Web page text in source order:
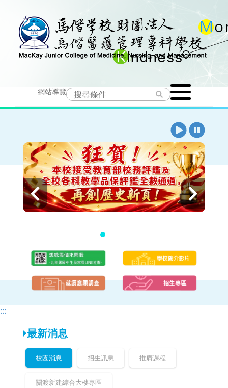
容
網站導覽
Toggle
navigation
播
放
暫
停
上
下
:::
最新消息
校園消息 招生訊息 推廣課程
關渡新建綜合大樓專區